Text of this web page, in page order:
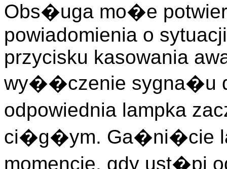
Obs�uga mo�e
powiadomienia o
przycisku kasowania
wy��czenie sygna�u
odpowiednia lampka
ci�g�ym. Ga�ni�cie
momencie, gdy ust�pi